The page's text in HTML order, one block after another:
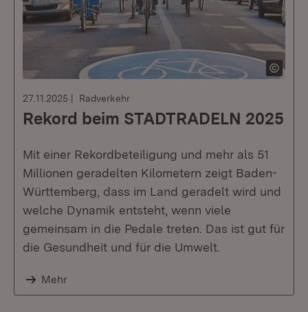
27.11.2025 Radverkehr
Rekord beim STADTRADELN 2025
Mit einer Rekordbeteiligung und mehr als 51
Millionen geradelten Kilometern zeigt Baden-
Württemberg, dass im Land geradelt wird und
welche Dynamik entsteht, wenn viele
gemeinsam in die Pedale treten. Das ist gut für
die Gesundheit und für die Umwelt.
Mehr